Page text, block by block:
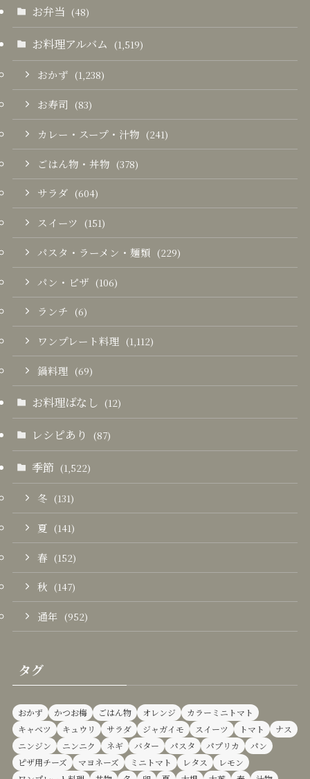
お弁当 (48)
お料理アルバム (1,519)
おかず (1,238)
お寿司 (83)
カレー・スープ・汁物 (241)
ごはん物・丼物 (378)
サラダ (604)
スイーツ (151)
パスタ・ラーメン・麺類 (229)
パン・ピザ (106)
ランチ (6)
ワンプレート料理 (1,112)
鍋料理 (69)
お料理ばなし (12)
レシピあり (87)
季節 (1,522)
冬 (131)
夏 (141)
春 (152)
秋 (147)
通年 (952)
タグ
おかず かつお梅 ごはん物 オレンジ
カラーミニトマト
キャベツ
キュウリ サラダ ジャガイモ スイーツ トマト
ナス
ニンジン
ニンニク ネギ バター パスタ パプリカ
パン
ピザ用チーズ
マヨネーズ ミニトマト レタス
レモン